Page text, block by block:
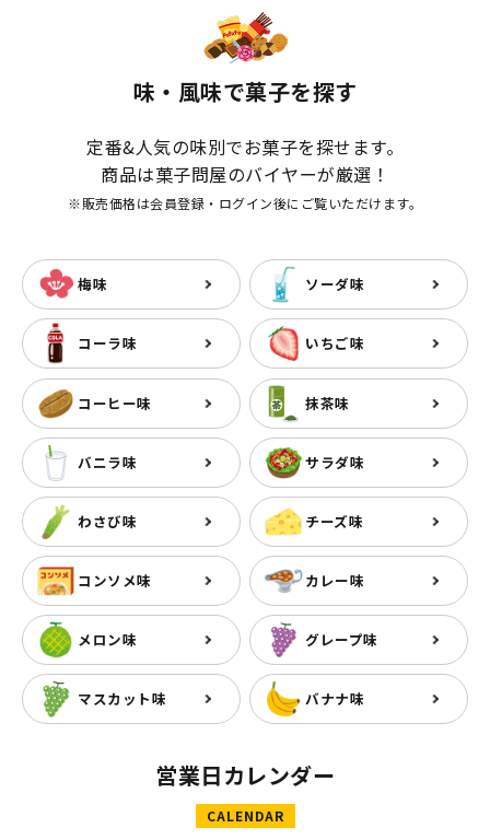
味・風味で菓子を探す
定番&人気の味別でお菓子を探せます。
商品は菓子問屋のバイヤーが厳選！
※販売価格は会員登録・ログイン後にご覧いただけます。
梅味 ソーダ味
コーラ味 いちご味
コーヒー味 抹茶味
バニラ味 サラダ味
わさび味 チーズ味
コンソメ味 カレー味
メロン味 グレープ味
マスカット味 バナナ味
営業日カレンダー
CALENDAR